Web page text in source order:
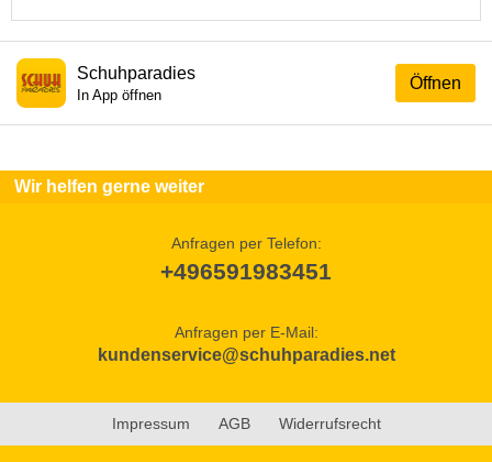
Öffnen
Schuhparadies
In App öffnen
Wir helfen gerne weiter
Anfragen per Telefon:
+496591983451
Anfragen per E-Mail:
kundenservice@schuhparadies.net
Impressum AGB Widerrufsrecht